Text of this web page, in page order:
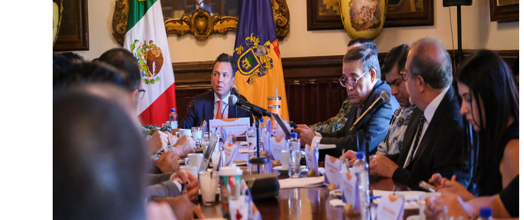
Plantean “Ley Don Juanito” Al Diputado Federal Bruno Blancas
Vecinos De La Playita Reciben A Juan Carlos Castro
Asesinan En Oaxaca Al Periodista Francisco Alejandro Leyva Aguilar
Detienen A Cuatro Hombres Armados En Bucerías; Aseguran Armas Y “poncha Llantas”
Yussara Canales Pide Transparencia Sobre Nuevo Vertedero En Tepatitlán
Adultos Mayores De Ixtapa Tendrán Una “Casa De Día” Renovada
Mujeres Recorren Calles De Ixtapa Para Identificar Problemas De Seguridad Y Movilidad
Bruno Blancas Convoca A Mesa De Análisis Para La Conservación Del Estero El Salado
CUCosta E IMSS Nayarit Avanzan En Acuerdos Para Ampliar La Formación Clínica De Estudiantes
Videos De Presunto Convoy Armado Desatan Operativo En Puerto Vallarta
Playa Las Cocinas: Retiran Concesión Y Anuncian Plan De Restauración Ambiental
Dr. Álvarez Zayas Dirige Plan De Salud Animal Y Prevención Del Dengue En Tomatlán
Por Desaparición Forzada, Expolicías De Nayarit Enfrentarán Proceso Penal